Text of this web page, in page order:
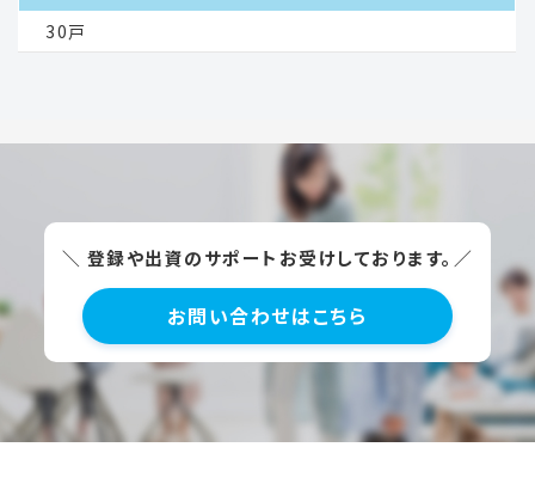
30戸
＼ 登録や出資のサポートお受けしております。／
お問い合わせはこちら